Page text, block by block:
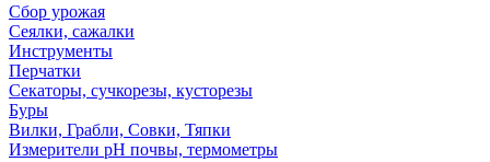
Сбор урожая
Сеялки, сажалки
Инструменты
Перчатки
Секаторы, сучкорезы, кусторезы
Буры
Вилки, Грабли, Совки, Тяпки
Измерители pH почвы, термометры